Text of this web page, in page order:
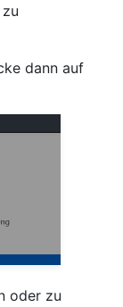
dann auf
oder zu